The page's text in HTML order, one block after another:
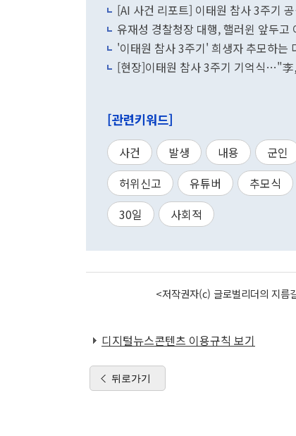
[AI 사건 리포트] 이태원 참사 3주기
유재성 경찰청장 대행, 핼러윈 앞두
'이태원 참사 3주기' 희생자 추모하는
[현장]이태원 참사 3주기 기억식…"
[관련키워드]
사건 발생 내용 군인
허위신고
유튜버 추모식
30일
사회적
<저작권자(c) 글로벌리더의 지
디지털뉴스콘텐츠 이용규칙 보기
뒤로가기